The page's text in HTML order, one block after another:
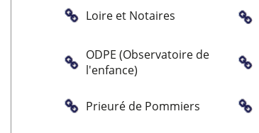
Loire et Notaires
ODPE (Observatoire de
l'enfance)
Prieuré de Pommiers